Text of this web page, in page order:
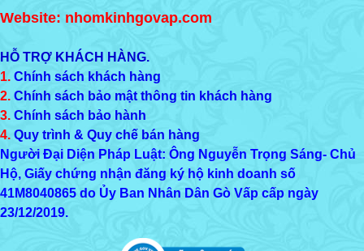
Website: nhomkinhgovap.com
HỖ TRỢ KHÁCH HÀNG.
1. Chính sách khách hàng
2. Chính sách bảo mật thông tin khách hàng
3. Chính sách bảo hành
4. Quy trình & Quy chế bán hàng
Người Đại Diện Pháp Luật: Ông Nguyễn Trọng Sáng- Chủ
Hộ, Giấy chứng nhận đăng ký hộ kinh doanh số
41M8040865 do Ủy Ban Nhân Dân Gò Vấp cấp ngày
23/12/2019.